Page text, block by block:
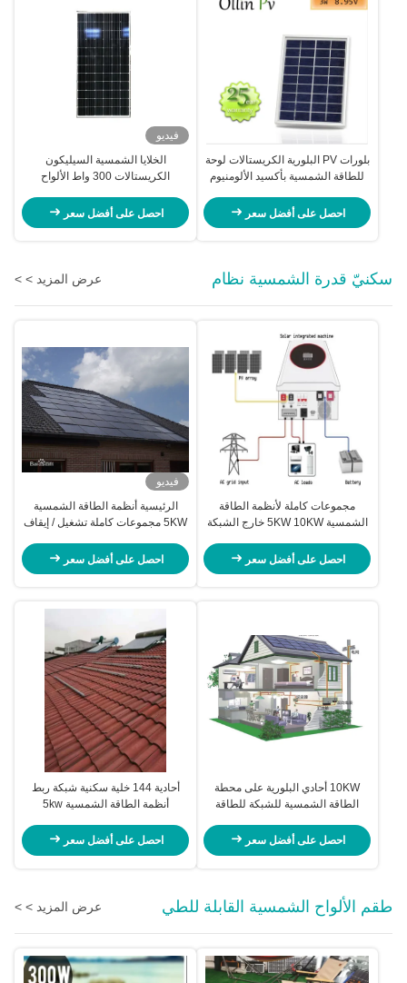
بلورات PV البلورية الكريستالات لوحة
للطاقة الشمسية بأكسيد الألومنيوم
احصل على أفضل سعر
فيديو
الخلايا الشمسية السيليكون
الكريستالات 300 واط الألواح
احصل على أفضل سعر
سكنيّ قدرة الشمسية نظام عرض المزيد > >
مجموعات كاملة لأنظمة الطاقة
الشمسية 5KW 10KW خارج الشبكة
احصل على أفضل سعر
فيديو
الرئيسية أنظمة الطاقة الشمسية
5KW مجموعات كاملة تشغيل / إيقاف
احصل على أفضل سعر
10KW أحادي البلورية على محطة
الطاقة الشمسية للشبكة للطاقة
احصل على أفضل سعر
أحادية 144 خلية سكنية شبكة ربط
أنظمة الطاقة الشمسية 5kw
احصل على أفضل سعر
طقم الألواح الشمسية القابلة للطي عرض المزيد > >